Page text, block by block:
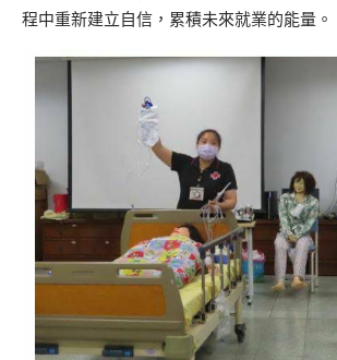
程中重新建立自信，累積未來就業的能量。